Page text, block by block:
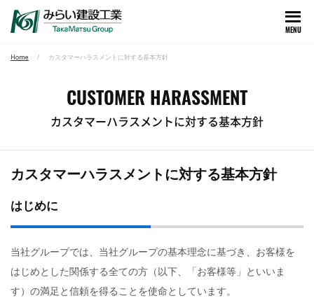
MENU
Home カスタマーハラスメントに対する基本方針
CUSTOMER HARASSMENT
カスタマーハラスメントに対する基本方針
カスタマーハラスメントに対する基本方針
はじめに
当社グループでは、当社グループの基本理念に基づき、お客様を
はじめとした関係する全ての方（以下、「お客様等」といいま
す）の満足と信頼を得ることを使命としています。